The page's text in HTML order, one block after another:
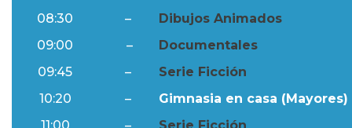
08:30
–
Dibujos Animados
09:00
–
Documentales
09:45
–
Serie Ficción
10:20
–
Gimnasia en casa (Mayores)
11:00
–
Serie Ficción